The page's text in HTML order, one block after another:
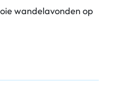
wandelavonden op